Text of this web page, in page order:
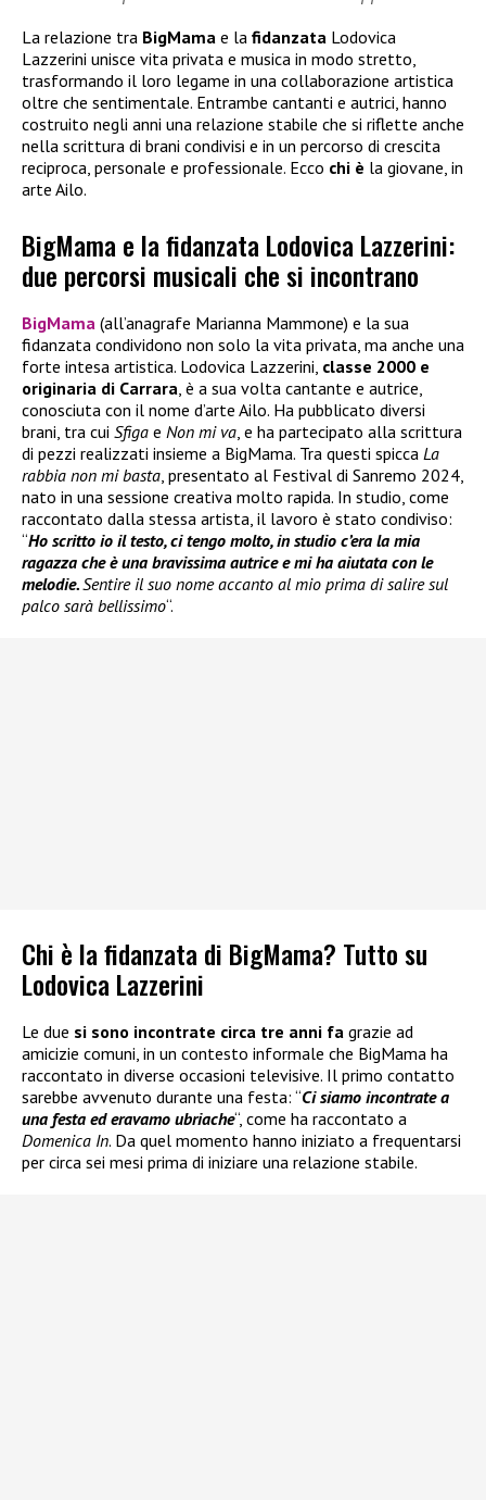
La relazione tra BigMama e la fidanzata Lodovica
Lazzerini unisce vita privata e musica in modo stretto,
trasformando il loro legame in una collaborazione artistica
oltre che sentimentale. Entrambe cantanti e autrici, hanno
costruito negli anni una relazione stabile che si riflette anche
nella scrittura di brani condivisi e in un percorso di crescita
reciproca, personale e professionale. Ecco chi è la giovane, in
arte Ailo.
BigMama e la fidanzata Lodovica Lazzerini:
due percorsi musicali che si incontrano
BigMama (all’anagrafe Marianna Mammone) e la sua
fidanzata condividono non solo la vita privata, ma anche una
forte intesa artistica. Lodovica Lazzerini, classe 2000 e
originaria di Carrara , è a sua volta cantante e autrice,
conosciuta con il nome d’arte Ailo. Ha pubblicato diversi
brani, tra cui Sfiga e Non mi va , e ha partecipato alla scrittura
di pezzi realizzati insieme a BigMama. Tra questi spicca La
rabbia non mi basta , presentato al Festival di Sanremo 2024,
nato in una sessione creativa molto rapida. In studio, come
raccontato dalla stessa artista, il lavoro è stato condiviso:
“Ho scritto io il testo, ci tengo molto, in studio c’era la mia
ragazza che è una bravissima autrice e mi ha aiutata con le
melodie.Sentire il suo nome accanto al mio prima di salire sul
palco sarà bellissimo“.
Chi è la fidanzata di BigMama? Tutto su
Lodovica Lazzerini
Le due si sono incontrate circa tre anni fa grazie ad
amicizie comuni, in un contesto informale che BigMama ha
raccontato in diverse occasioni televisive. Il primo contatto
sarebbe avvenuto durante una festa: “Ci siamo incontrate a
una festa ed eravamo ubriache“, come ha raccontato a
Domenica In. Da quel momento hanno iniziato a frequentarsi
per circa sei mesi prima di iniziare una relazione stabile.